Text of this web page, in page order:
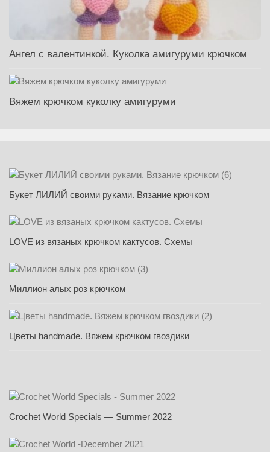
Ангел с валентинкой. Куколка амигуруми крючком
Вяжем крючком куколку амигуруми
Букет ЛИЛИЙ своими руками. Вязание крючком
LOVE из вязаных крючком кактусов. Схемы
Миллион алых роз крючком
Цветы handmade. Вяжем крючком гвоздики
Crochet World Specials — Summer 2022